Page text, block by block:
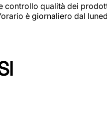
qualità dei
è giornaliero dal